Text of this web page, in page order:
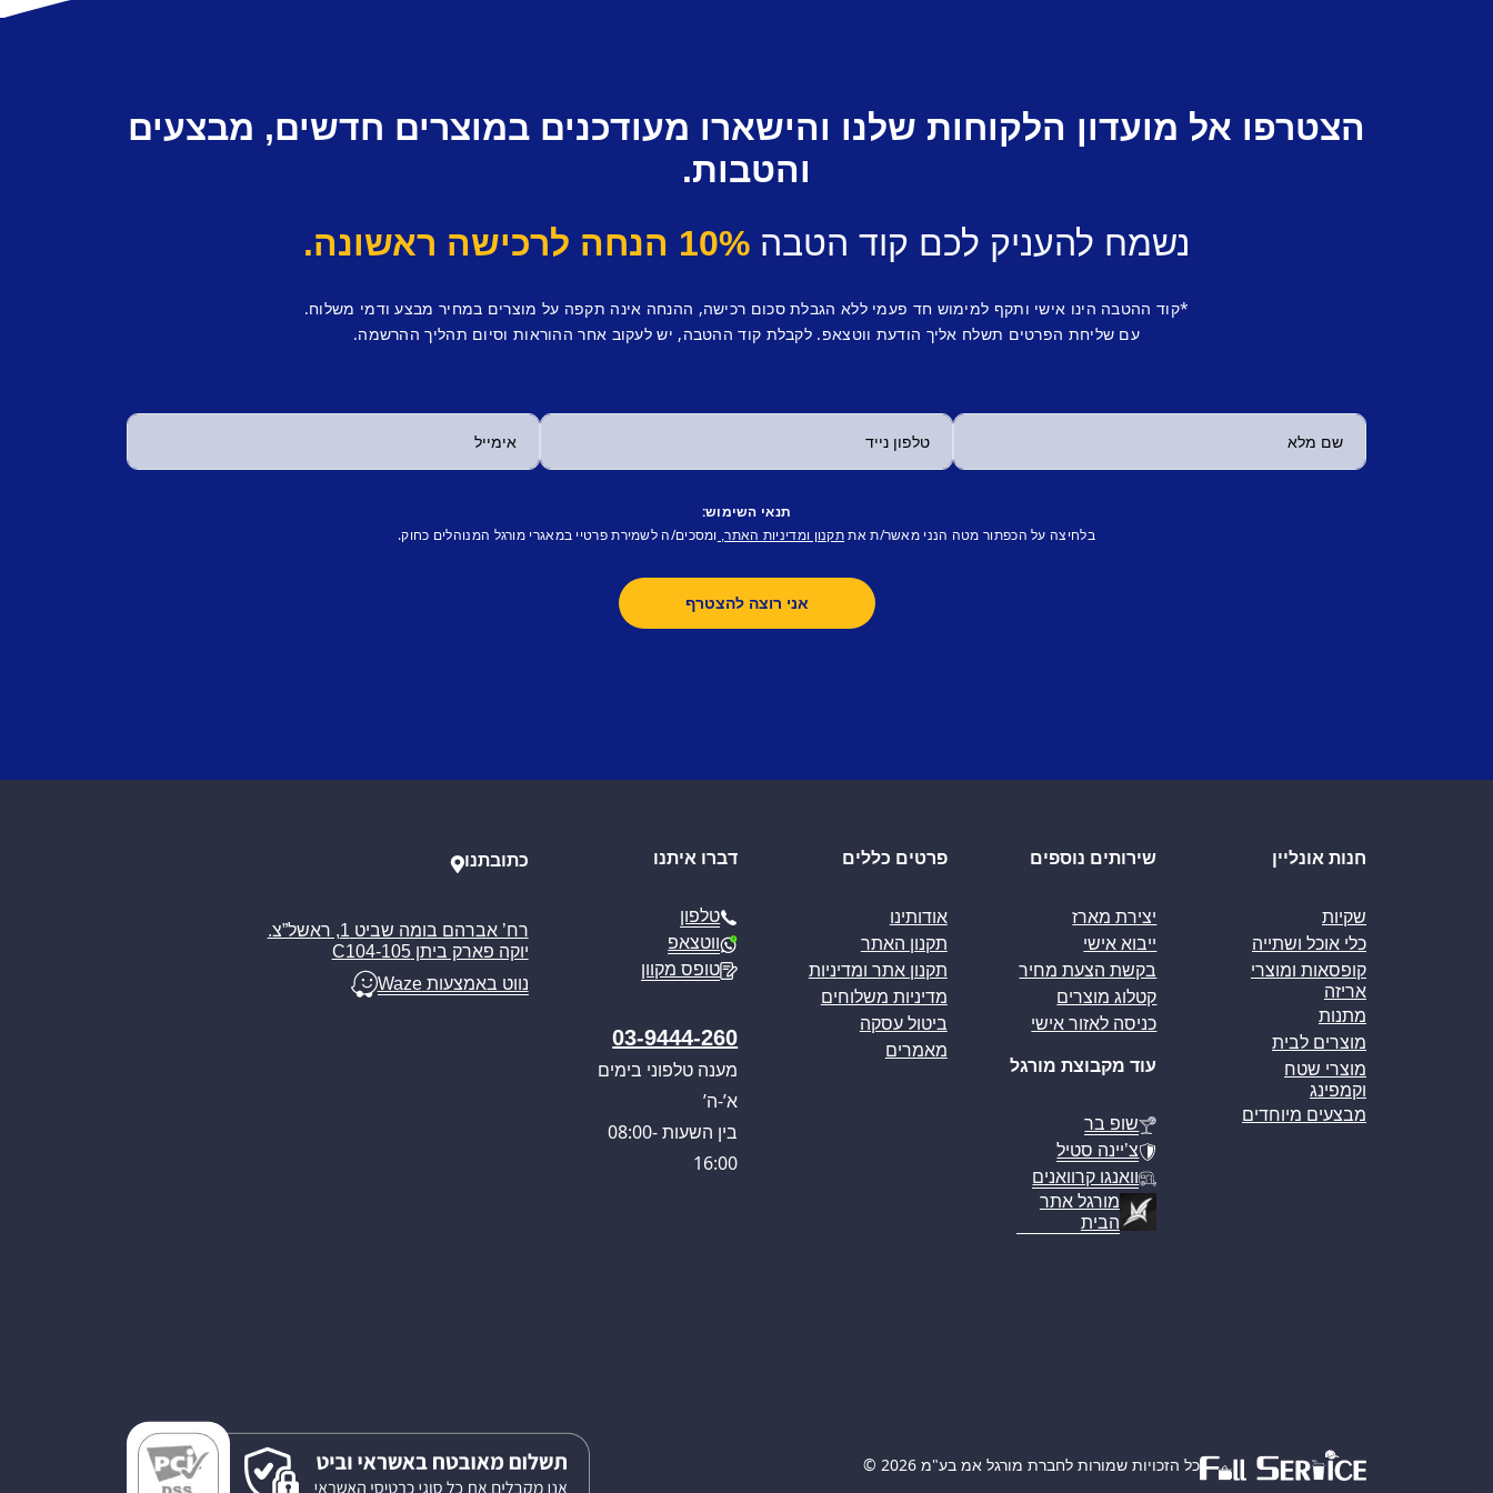
הצטרפו אל מועדון הלקוחות שלנו והישארו מעודכנים במוצרים חדשים, מבצעים
והטבות.
נשמח להעניק לכם קוד הטבה 10% הנחה לרכישה ראשונה.
*קוד ההטבה הינו אישי ותקף למימוש חד פעמי ללא הגבלת סכום רכישה, ההנחה אינה תקפה על מוצרים במחיר מבצע ודמי משלוח.
עם שליחת הפרטים תשלח אליך הודעת ווטצאפ. לקבלת קוד ההטבה, יש לעקוב אחר ההוראות וסיום תהליך ההרשמה.
תנאי השימוש:
בלחיצה על הכפתור מטה הנני מאשר/ת את תקנון ומדיניות האתר, ומסכים/ה לשמירת פרטיי במאגרי מורגל המנוהלים כחוק.
חנות אונליין
שקיות
כלי אוכל ושתייה
קופסאות ומוצרי
אריזה
מתנות
מוצרים לבית
מוצרי שטח
וקמפינג
מבצעים מיוחדים
שירותים נוספים
יצירת מארז
ייבוא אישי
בקשת הצעת מחיר
קטלוג מוצרים
כניסה לאזור אישי
עוד מקבוצת מורגל
שופ בר
צ’יינה סטיל
וואנגו קרוואנים
מורגל אתר
הבית
פרטים כללים
אודותינו
תקנון האתר
תקנון אתר ומדיניות
מדיניות משלוחים
ביטול עסקה
מאמרים
דברו איתנו
טלפון
ווטצאפ
טופס מקוון
03-9444-260
מענה טלפוני בימים
א’-ה’
בין השעות 08:00-
16:00
כתובתנו
רח’ אברהם בומה שביט 1, ראשל”צ.
יוקה פארק ביתן C104-105
נווט באמצעות Waze
כל הזכויות שמורות לחברת מורגל אמ בע"מ 2026 ©